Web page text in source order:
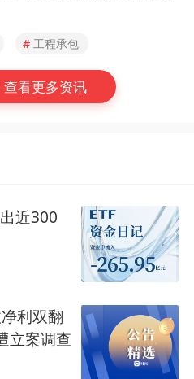
# 工程承包
查看更多资讯
近300
利双翻
立案调查